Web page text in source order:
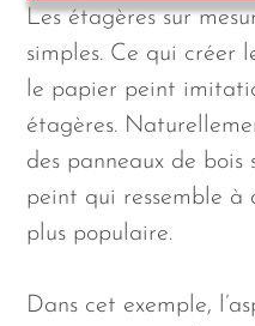
Les étagères sur
simples. Ce qui créer
le papier peint
étagères.
des panneaux de
peint qui ressemble à
plus populaire.
Dans cet exemple,